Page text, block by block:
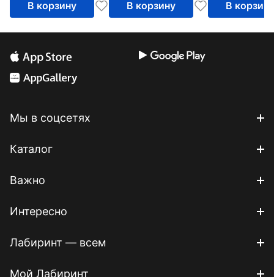
В корзину В корзину В корзину
Мы в соцсетях
Каталог
Важно
Интересно
Лабиринт — всем
Мой Лабиринт